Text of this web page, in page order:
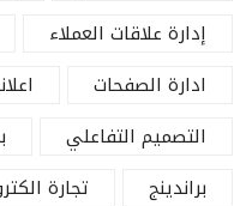
إدارة علاقات العملاء
ادارة الصفحات
التصميم التفاعلي
براندينج
تجارة